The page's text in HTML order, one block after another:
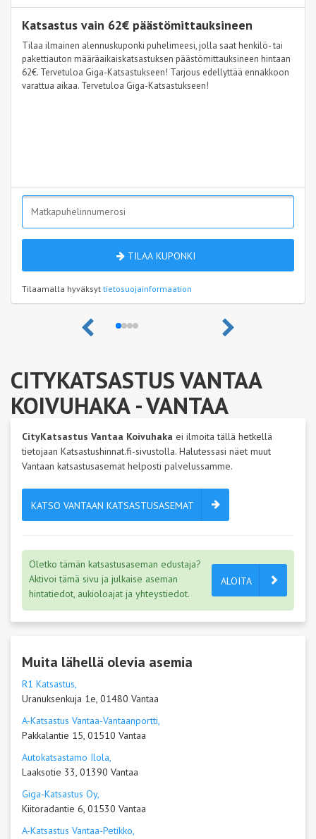
Katsastus vain 62€ päästömittauksineen
Tilaa ilmainen alennuskuponki puhelimeesi, jolla saat henkilö- tai
pakettiauton määräaikaiskatsastuksen päästömittauksineen hintaan
62€. Tervetuloa Giga-Katsastukseen! Tarjous edellyttää ennakkoon
varattua aikaa. Tervetuloa Giga-Katsastukseen!
TILAA KUPONKI
Tilaamalla hyväksyt tietosuojainformaation
CITYKATSASTUS VANTAA
KOIVUHAKA- VANTAA
CityKatsastus Vantaa Koivuhaka ei ilmoita tällä hetkellä
tietojaan Katsastushinnat.fi-sivustolla. Halutessasi näet muut
Vantaan katsastusasemat helposti palvelussamme.
KATSO VANTAAN KATSASTUSASEMAT
ALOITA
Oletko tämän katsastusaseman edustaja?
Aktivoi tämä sivu ja julkaise aseman
hintatiedot, aukioloajat ja yhteystiedot.
Muita lähellä olevia asemia
R1 Katsastus,
Uranuksenkuja 1e, 01480 Vantaa
A-Katsastus Vantaa-Vantaanportti,
Pakkalantie 15, 01510 Vantaa
Autokatsastamo Ilola,
Laaksotie 33, 01390 Vantaa
Giga-Katsastus Oy,
Kiitoradantie 6, 01530 Vantaa
A-Katsastus Vantaa-Petikko,